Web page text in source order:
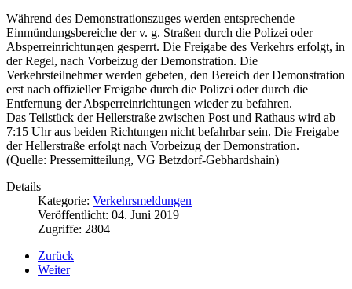
Während des Demonstrationszuges werden entsprechende
Einmündungsbereiche der v. g. Straßen durch die Polizei oder
Absperreinrichtungen gesperrt. Die Freigabe des Verkehrs erfolgt, in
der Regel, nach Vorbeizug der Demonstration. Die
Verkehrsteilnehmer werden gebeten, den Bereich der Demonstration
erst nach offizieller Freigabe durch die Polizei oder durch die
Entfernung der Absperreinrichtungen wieder zu befahren.
Das Teilstück der Hellerstraße zwischen Post und Rathaus wird ab
7:15 Uhr aus beiden Richtungen nicht befahrbar sein. Die Freigabe
der Hellerstraße erfolgt nach Vorbeizug der Demonstration.
(Quelle: Pressemitteilung, VG Betzdorf-Gebhardshain)
Details
Kategorie: Verkehrsmeldungen
Veröffentlicht: 04. Juni 2019
Zugriffe: 2804
Zurück
Weiter